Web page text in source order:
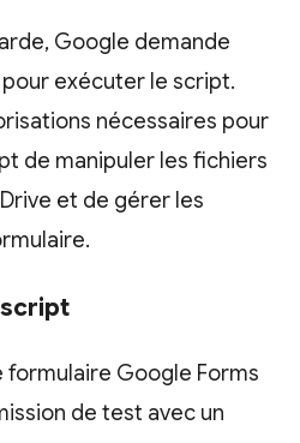
Google demande
exécuter le script.
nécessaires pour
de manipuler les fichiers
et de gérer les
script
formulaire Google Forms
de test avec un